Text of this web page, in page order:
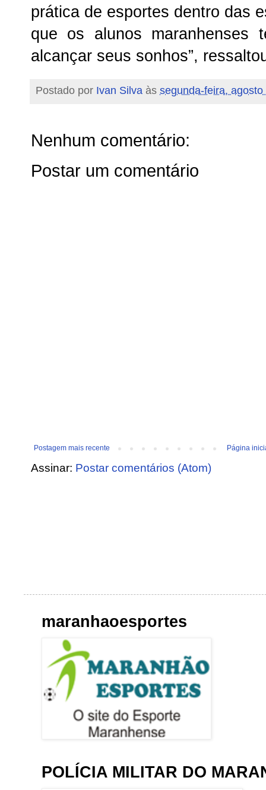
prática de esportes dentro das
que os alunos maranhenses
alcançar seus sonhos”,
Postado por Ivan Silva às segunda-feira, agosto
Nenhum comentário:
Postar um comentário
Postagem mais recente Página
Assinar: Postar comentários (Atom)
maranhaoesportes
POLÍCIA MILITAR DO